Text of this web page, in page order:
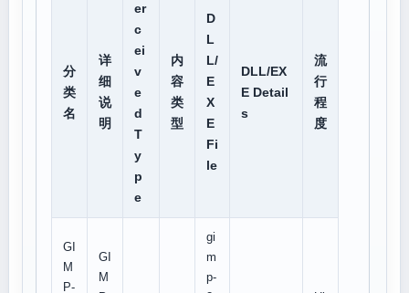
分
类
名
详
细
说
明
er
c
ei
v
e
d
T
y
p
e
内
容
类
型
D
L
L/
E
X
E
Fi
le
DLL/EX
E Detail
s
流
行
程
度
GI
M
P-
GI
M
gi
m
p-